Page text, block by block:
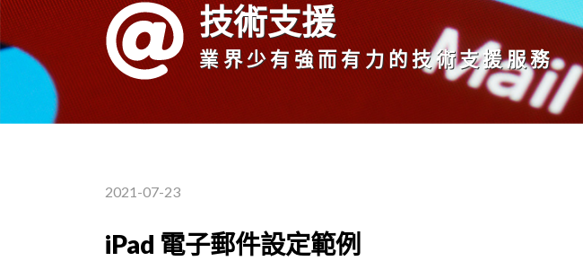
技術支援
業界少有強而有力的技術支援服務
2021-07-23
iPad 電子郵件設定範例